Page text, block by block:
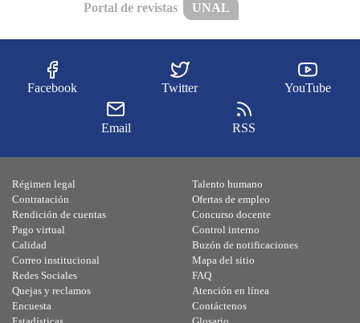
Portal de revistas UNAL
Facebook Twitter YouTube
Email RSS
Régimen legal
Contratación
Rendición de cuentas
Pago virtual
Calidad
Talento humano
Ofertas de empleo
Concurso docente
Control interno
Buzón de notificaciones
Correo institucional
Redes Sociales
Quejas y reclamos
Encuesta
Mapa del sitio
FAQ
Atención en línea
Contáctenos